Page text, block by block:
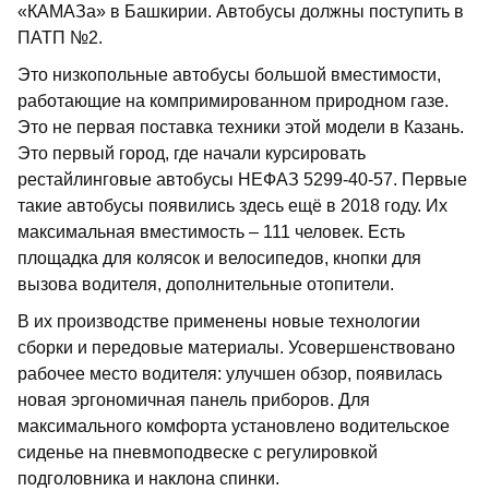
«КАМАЗа» в Башкирии. Автобусы должны поступить в
ПАТП №2.
Это низкопольные автобусы большой вместимости,
работающие на компримированном природном газе.
Это не первая поставка техники этой модели в Казань.
Это первый город, где начали курсировать
рестайлинговые автобусы НЕФАЗ 5299-40-57. Первые
такие автобусы появились здесь ещё в 2018 году. Их
максимальная вместимость – 111 человек. Есть
площадка для колясок и велосипедов, кнопки для
вызова водителя, дополнительные отопители.
В их производстве применены новые технологии
сборки и передовые материалы. Усовершенствовано
рабочее место водителя: улучшен обзор, появилась
новая эргономичная панель приборов. Для
максимального комфорта установлено водительское
сиденье на пневмоподвеске с регулировкой
подголовника и наклона спинки.